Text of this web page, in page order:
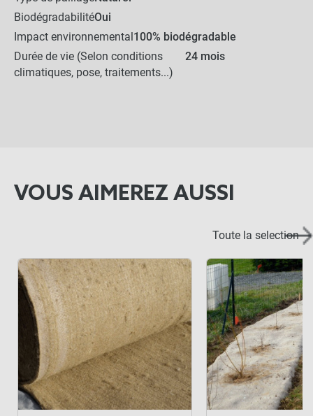
BiodégradabilitéOui
Impact environnemental 100% biodégradable
Durée de vie (Selon conditions
climatiques, pose, traitements...)
24 mois
VOUS AIMEREZ AUSSI
Toute la selection